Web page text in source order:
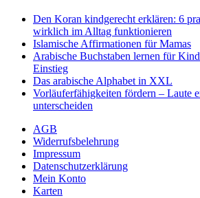
Den Koran kindgerecht erklären: 6
wirklich im Alltag funktionieren
Islamische Affirmationen für Mamas
Arabische Buchstaben lernen für
Einstieg
Das arabische Alphabet in XXL
Vorläuferfähigkeiten fördern – Laute
unterscheiden
AGB
Widerrufsbelehrung
Impressum
Datenschutzerklärung
Mein Konto
Karten